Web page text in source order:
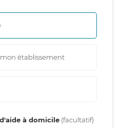
établissement
à domicile